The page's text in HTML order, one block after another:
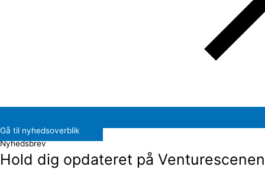
Gå til nyhedsoverblik
Nyhedsbrev
Hold dig opdateret på Venturescenen